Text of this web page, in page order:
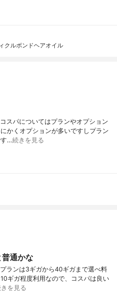
クルボンドヘアオイル
スパについてはプランやオプション
かくオプションが多いですしプラン
す…続きを見る
通かな
ランは3ギガから40ギガまで選べ料
ギガ程度利用なので、コスパは良い
を見る